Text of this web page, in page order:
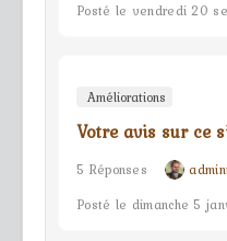
Posté le vendredi 20
Améliorations
Votre avis sur ce
5 Réponses
Posté le dimanche 5